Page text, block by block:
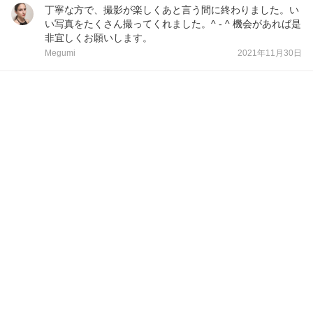
丁寧な方で、撮影が楽しくあと言う間に終わりました。い
い写真をたくさん撮ってくれました。^ - ^ 機会があれば是
非宜しくお願いします。
Megumi 2021年11月30日